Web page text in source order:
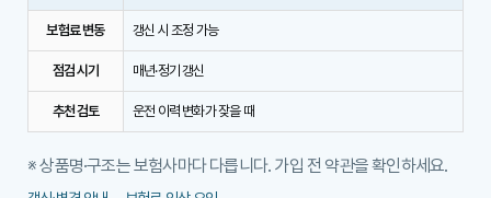
보험료 변동 갱신 시 조정 가능
점검 시기 매년·정기 갱신
추천 검토 운전 이력 변화가 잦을 때
※ 상품명·구조는 보험사마다 다릅니다. 가입 전 약관을 확인하세요.